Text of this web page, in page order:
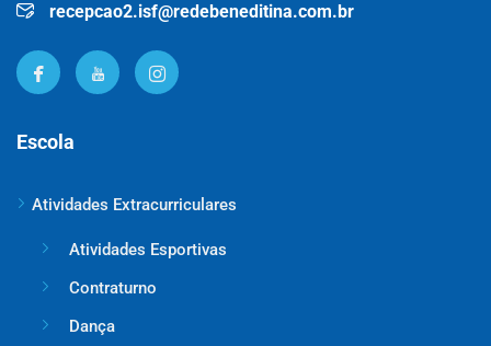
recepcao2.isf@redebeneditina.com.br
Escola
Atividades Extracurriculares
Atividades Esportivas
Contraturno
Dança